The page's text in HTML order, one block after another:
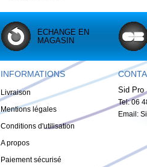
ECHANGE EN
MAGASIN
INFORMATIONS
Livraison
Mentions légales
Conditions d'utilisation
A propos
Paiement sécurisé
Sid Pro
Tel: 06
Email: